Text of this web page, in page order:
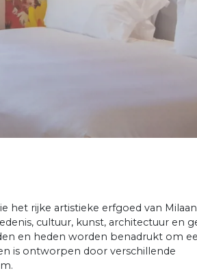
het rijke artistieke erfgoed van Milaan
cultuur, kunst, architectuur en
en heden worden benadrukt om
is ontworpen door verschillende